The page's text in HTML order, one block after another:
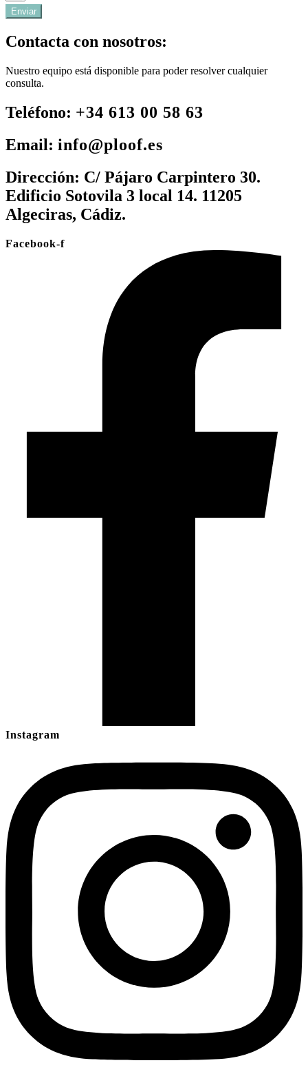
Enviar
Contacta con nosotros:
Nuestro equipo está disponible para poder resolver cualquier
consulta.
Teléfono: +34 613 00 58 63
Email: info@ploof.es
Dirección: C/ Pájaro Carpintero 30.
Edificio Sotovila 3 local 14. 11205
Algeciras, Cádiz.
Facebook-f
Instagram